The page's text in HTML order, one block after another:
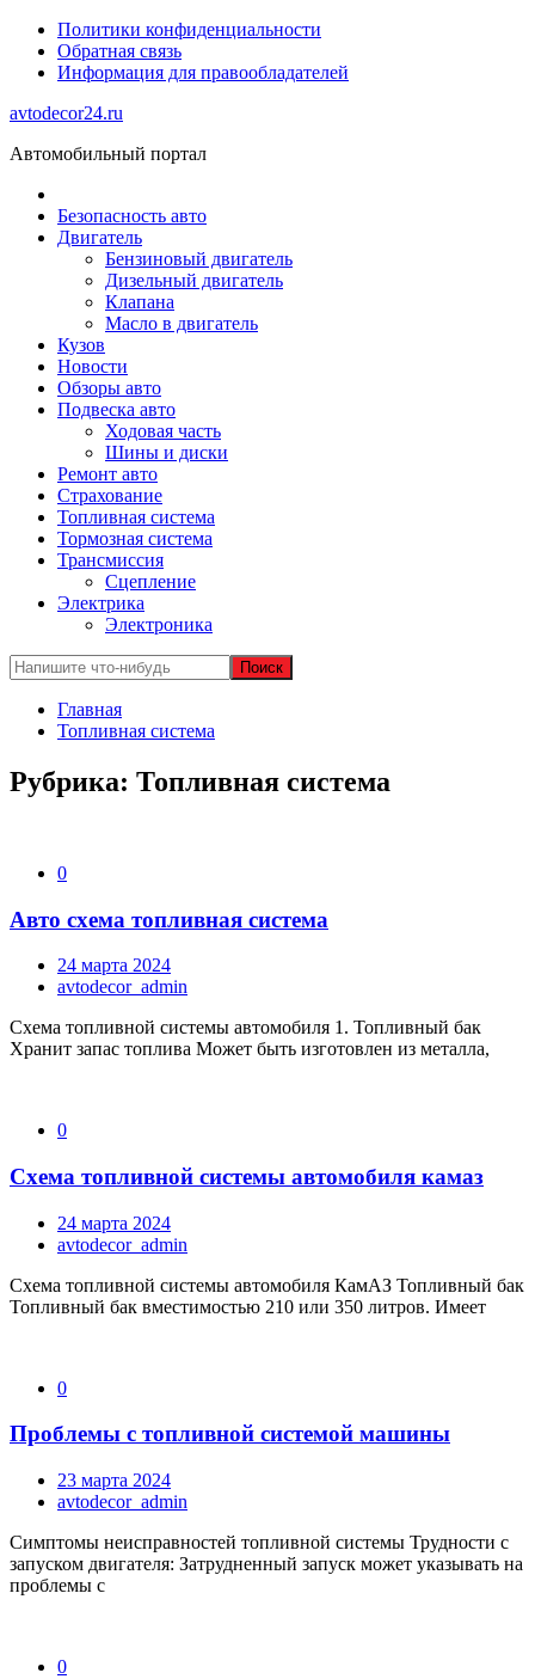
Политики конфиденциальности
Обратная связь
Информация для правообладателей
avtodecor24.ru
Автомобильный портал
Безопасность авто
Двигатель
Бензиновый двигатель
Дизельный двигатель
Клапана
Масло в двигатель
Кузов
Новости
Обзоры авто
Подвеска авто
Ходовая часть
Шины и диски
Ремонт авто
Страхование
Топливная система
Тормозная система
Трансмиссия
Сцепление
Электрика
Электроника
Главная
Топливная система
Рубрика: Топливная система
0
Авто схема топливная система
24 марта 2024
avtodecor_admin
Схема топливной системы автомобиля 1. Топливный бак
Хранит запас топлива Может быть изготовлен из металла,
0
Схема топливной системы автомобиля камаз
24 марта 2024
avtodecor_admin
Схема топливной системы автомобиля КамАЗ Топливный бак
Топливный бак вместимостью 210 или 350 литров. Имеет
0
Проблемы с топливной системой машины
23 марта 2024
avtodecor_admin
Симптомы неисправностей топливной системы Трудности с
запуском двигателя: Затрудненный запуск может указывать на
проблемы с
0